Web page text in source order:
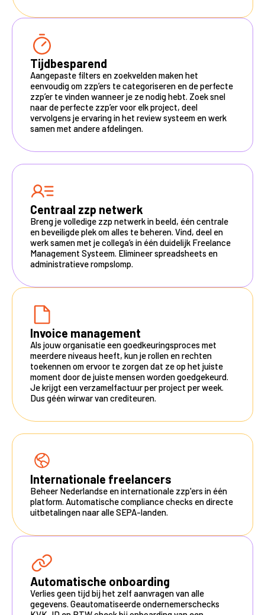
Tijdbesparend
Aangepaste filters en zoekvelden maken het
eenvoudig om zzp’ers te categoriseren en de perfecte
zzp’er te vinden wanneer je ze nodig hebt. Zoek snel
naar de perfecte zzp’er voor elk project, deel
vervolgens je ervaring in het review systeem en werk
samen met andere afdelingen.
Centraal zzp netwerk
Breng je volledige zzp netwerk in beeld, één centrale
en beveiligde plek om alles te beheren. Vind, deel en
werk samen met je collega’s in één duidelijk Freelance
Management Systeem. Elimineer spreadsheets en
administratieve rompslomp.
Invoice management
Als jouw organisatie een goedkeuringsproces met
meerdere niveaus heeft, kun je rollen en rechten
toekennen om ervoor te zorgen dat ze op het juiste
moment door de juiste mensen worden goedgekeurd.
Je krijgt een verzamelfactuur per project per week.
Dus géén wirwar van crediteuren.
Internationale freelancers
Beheer Nederlandse en internationale zzp'ers in één
platform. Automatische compliance checks en directe
uitbetalingen naar alle SEPA-landen.
Automatische onboarding
Verlies geen tijd bij het zelf aanvragen van alle
gegevens. Geautomatiseerde ondernemerschecks